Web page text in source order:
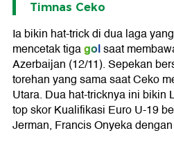
Timnas Ceko
Ia bikin hat-trick di dua laga
mencetak tigagolsaat
Azerbaijan (12/11). Sepekan
torehan yang sama saat Ceko
Utara. Dua hat-tricknya ini bikin
top skor Kualifikasi Euro U-19
Jerman, Francis Onyeka